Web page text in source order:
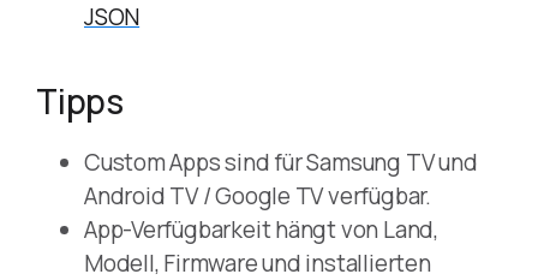
JSON
Tipps
Custom Apps sind für Samsung TV und
Android TV / Google TV verfügbar.
App-Verfügbarkeit hängt von Land,
Modell, Firmware und installierten